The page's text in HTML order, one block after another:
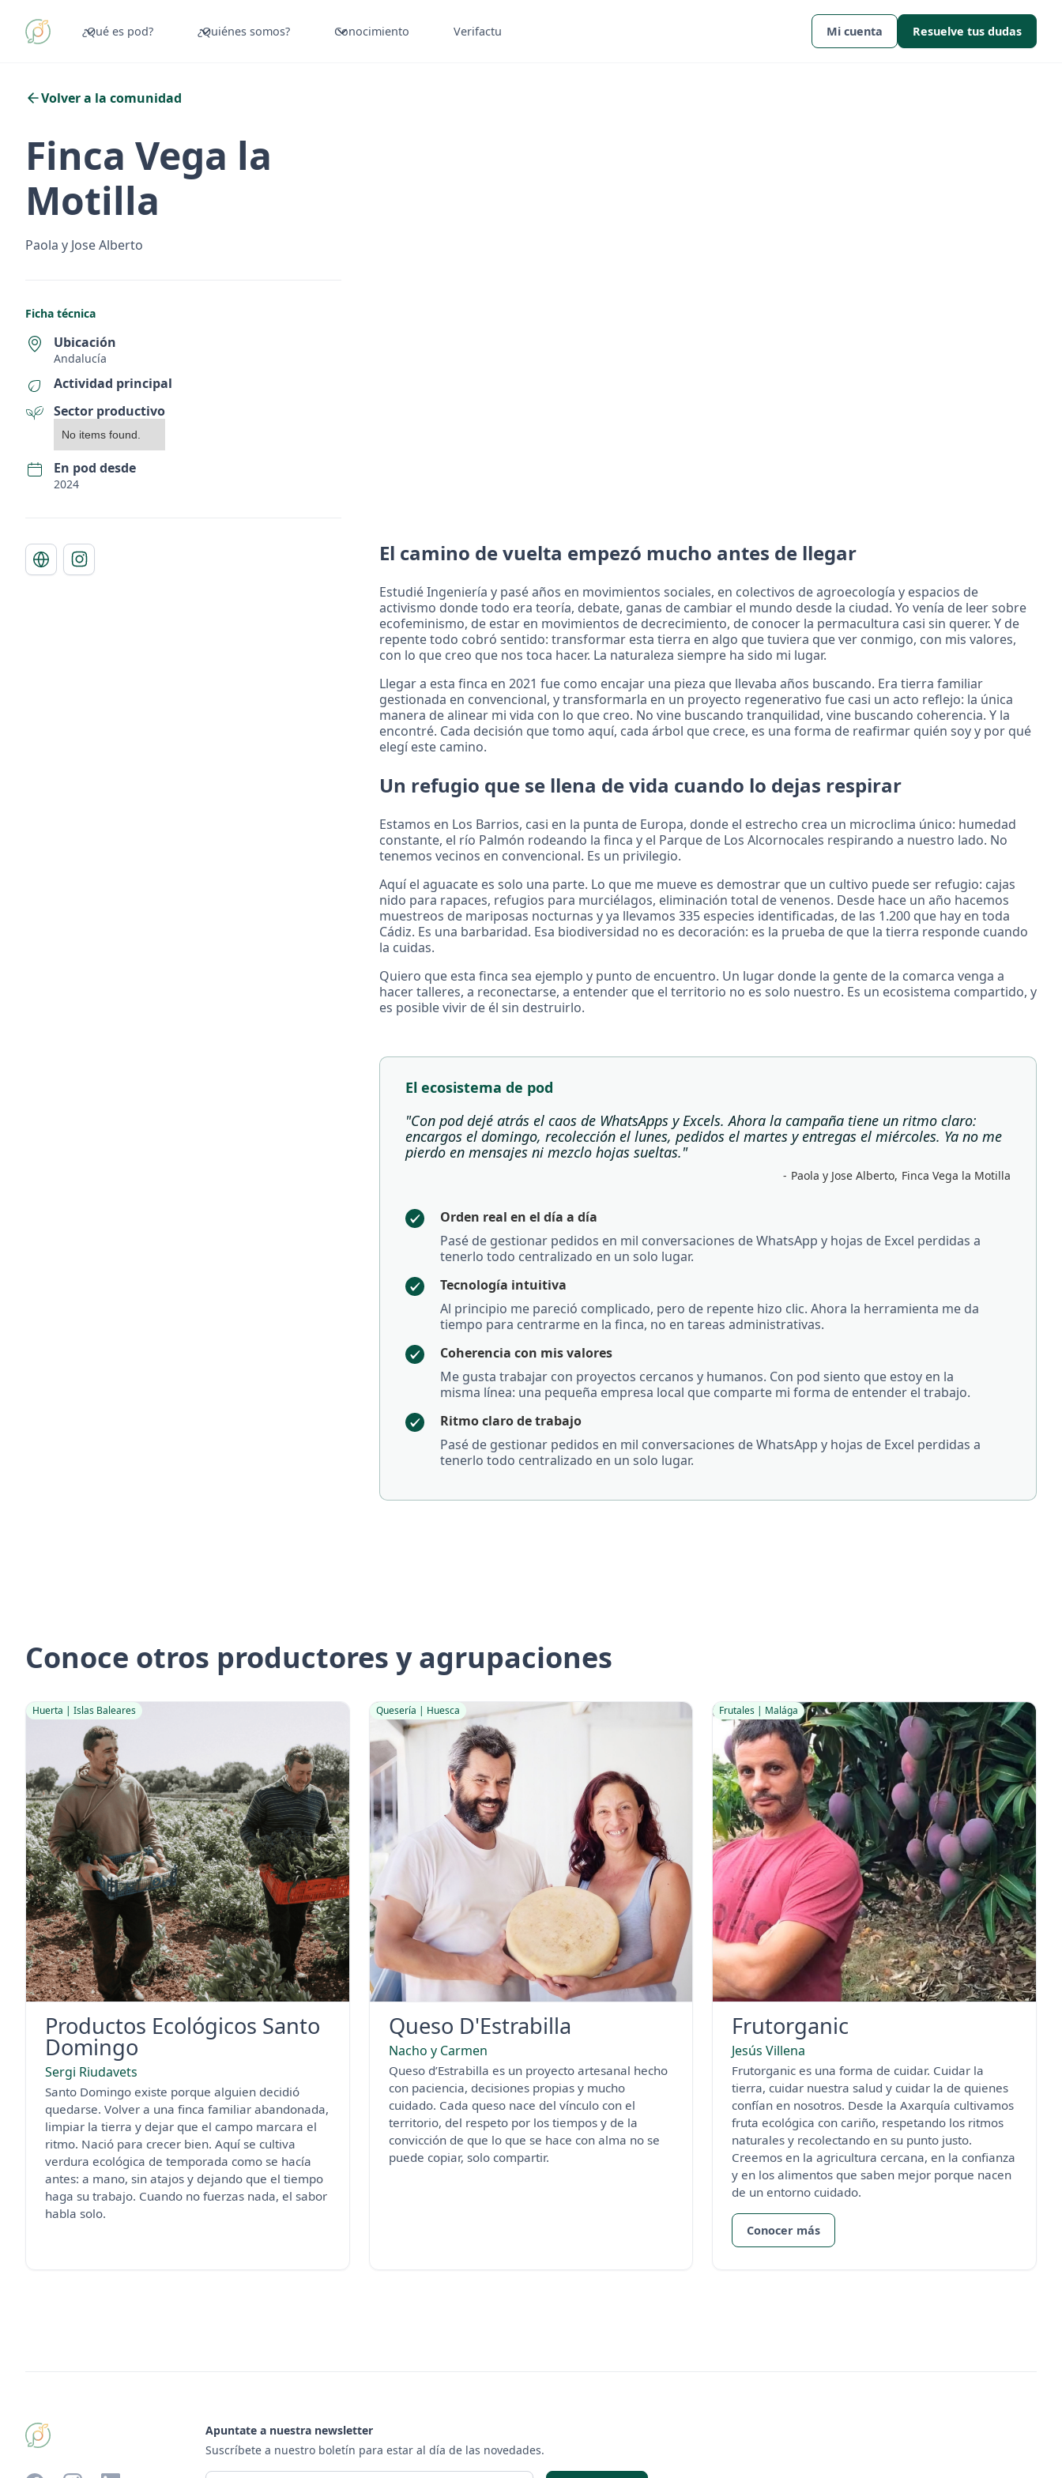
¿Qué es pod? ¿Quiénes somos? Conocimiento Verifactu Mi cuenta Resuelve tus dudas
Volver a la comunidad
Finca Vega la
Motilla
Paola y Jose Alberto
Ficha técnica
Ubicación
Andalucía
Actividad principal
Sector productivo
No items found.
En pod desde
2024
El camino de vuelta empezó mucho antes de llegar
Estudié Ingeniería y pasé años en movimientos sociales, en colectivos de agroecología y espacios de
activismo donde todo era teoría, debate, ganas de cambiar el mundo desde la ciudad. Yo venía de leer sobre
ecofeminismo, de estar en movimientos de decrecimiento, de conocer la permacultura casi sin querer. Y de
repente todo cobró sentido: transformar esta tierra en algo que tuviera que ver conmigo, con mis valores,
con lo que creo que nos toca hacer. La naturaleza siempre ha sido mi lugar.
Llegar a esta finca en 2021 fue como encajar una pieza que llevaba años buscando. Era tierra familiar
gestionada en convencional, y transformarla en un proyecto regenerativo fue casi un acto reflejo: la única
manera de alinear mi vida con lo que creo. No vine buscando tranquilidad, vine buscando coherencia. Y la
encontré. Cada decisión que tomo aquí, cada árbol que crece, es una forma de reafirmar quién soy y por qué
elegí este camino.
Un refugio que se llena de vida cuando lo dejas respirar
Estamos en Los Barrios, casi en la punta de Europa, donde el estrecho crea un microclima único: humedad
constante, el río Palmón rodeando la finca y el Parque de Los Alcornocales respirando a nuestro lado. No
tenemos vecinos en convencional. Es un privilegio.
Aquí el aguacate es solo una parte. Lo que me mueve es demostrar que un cultivo puede ser refugio: cajas
nido para rapaces, refugios para murciélagos, eliminación total de venenos. Desde hace un año hacemos
muestreos de mariposas nocturnas y ya llevamos 335 especies identificadas, de las 1.200 que hay en toda
Cádiz. Es una barbaridad. Esa biodiversidad no es decoración: es la prueba de que la tierra responde cuando
la cuidas.
Quiero que esta finca sea ejemplo y punto de encuentro. Un lugar donde la gente de la comarca venga a
hacer talleres, a reconectarse, a entender que el territorio no es solo nuestro. Es un ecosistema compartido, y
es posible vivir de él sin destruirlo.
El ecosistema de pod
"Con pod dejé atrás el caos de WhatsApps y Excels. Ahora la campaña tiene un ritmo claro:
encargos el domingo, recolección el lunes, pedidos el martes y entregas el miércoles. Ya no me
pierdo en mensajes ni mezclo hojas sueltas."
- Paola y Jose Alberto, Finca Vega la Motilla
Orden real en el día a día
Pasé de gestionar pedidos en mil conversaciones de WhatsApp y hojas de Excel perdidas a
tenerlo todo centralizado en un solo lugar.
Tecnología intuitiva
Al principio me pareció complicado, pero de repente hizo clic. Ahora la herramienta me da
tiempo para centrarme en la finca, no en tareas administrativas.
Coherencia con mis valores
Me gusta trabajar con proyectos cercanos y humanos. Con pod siento que estoy en la
misma línea: una pequeña empresa local que comparte mi forma de entender el trabajo.
Ritmo claro de trabajo
Pasé de gestionar pedidos en mil conversaciones de WhatsApp y hojas de Excel perdidas a
tenerlo todo centralizado en un solo lugar.
Conoce otros productores y agrupaciones
Huerta | Islas Baleares
Productos Ecológicos Santo
Domingo
Sergi Riudavets
Santo Domingo existe porque alguien decidió
quedarse. Volver a una finca familiar abandonada,
limpiar la tierra y dejar que el campo marcara el
ritmo. Nació para crecer bien. Aquí se cultiva
verdura ecológica de temporada como se hacía
antes: a mano, sin atajos y dejando que el tiempo
haga su trabajo. Cuando no fuerzas nada, el sabor
habla solo.
Quesería | Huesca
Queso D'Estrabilla
Nacho y Carmen
Queso d’Estrabilla es un proyecto artesanal hecho
con paciencia, decisiones propias y mucho
cuidado. Cada queso nace del vínculo con el
territorio, del respeto por los tiempos y de la
convicción de que lo que se hace con alma no se
puede copiar, solo compartir.
Frutales | Malága
Frutorganic
Jesús Villena
Frutorganic es una forma de cuidar. Cuidar la
tierra, cuidar nuestra salud y cuidar la de quienes
confían en nosotros. Desde la Axarquía cultivamos
fruta ecológica con cariño, respetando los ritmos
naturales y recolectando en su punto justo.
Creemos en la agricultura cercana, en la confianza
y en los alimentos que saben mejor porque nacen
de un entorno cuidado.
Conocer más
Apuntate a nuestra newsletter
Suscríbete a nuestro boletín para estar al día de las novedades.